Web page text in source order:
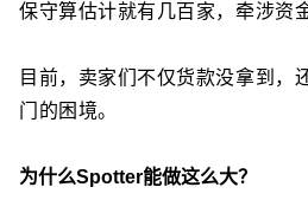
保守算估计就有几百家， 牵涉资
目前，卖家们不仅货款没拿到，
门的困境。
为什么Spotter能做这么大？